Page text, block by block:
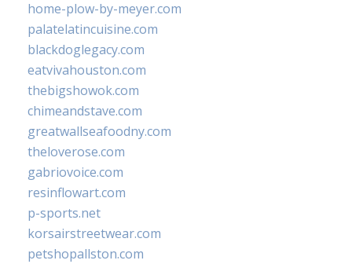
home-plow-by-meyer.com
palatelatincuisine.com
blackdoglegacy.com
eatvivahouston.com
thebigshowok.com
chimeandstave.com
greatwallseafoodny.com
theloverose.com
gabriovoice.com
resinflowart.com
p-sports.net
korsairstreetwear.com
petshopallston.com